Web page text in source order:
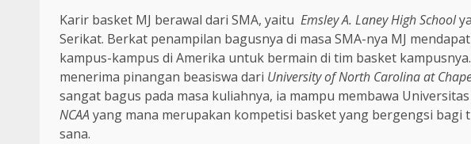
Karir basket MJ berawal dari SMA, yaitu Emsley A. Laney High School
Serikat. Berkat penampilan bagusnya di masa SMA-nya MJ
kampus-kampus di Amerika untuk bermain di tim basket
menerima pinangan beasiswa dari University of North Carolina at
sangat bagus pada masa kuliahnya, ia mampu membawa
NCAA yang mana merupakan kompetisi basket yang bergengsi bagi
sana.